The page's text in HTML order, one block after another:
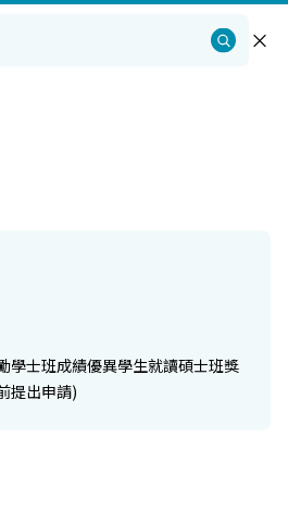
學士班成績優異學生就讀碩士班獎
提出申請)